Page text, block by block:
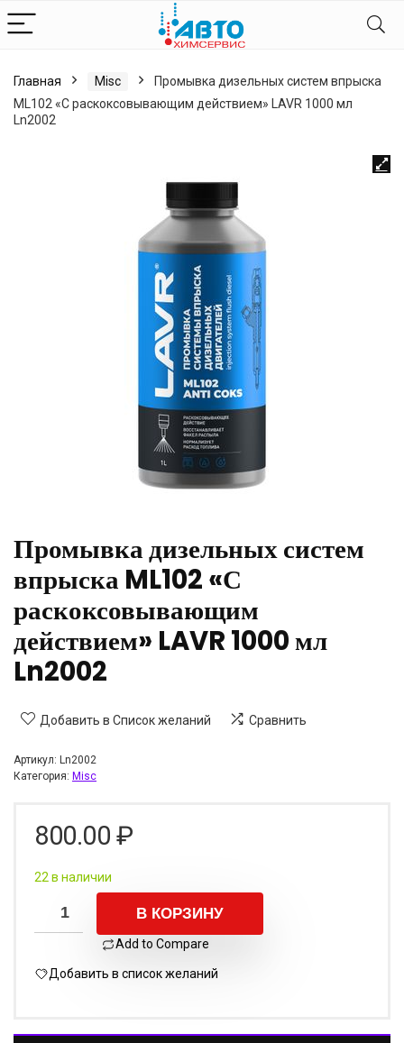
Главная Misc
Промывка дизельных систем впрыска
ML102 «С раскоксовывающим действием» LAVR 1000 мл
Ln2002
Промывка дизельных систем
впрыска ML102 «С
раскоксовывающим
действием» LAVR 1000 мл
Ln2002
Добавить в Список желаний Сравнить
Артикул: Ln2002
Категория: Misc
800.00 ₽
22 в наличии
В КОРЗИНУ
Add to Compare
Добавить в список желаний